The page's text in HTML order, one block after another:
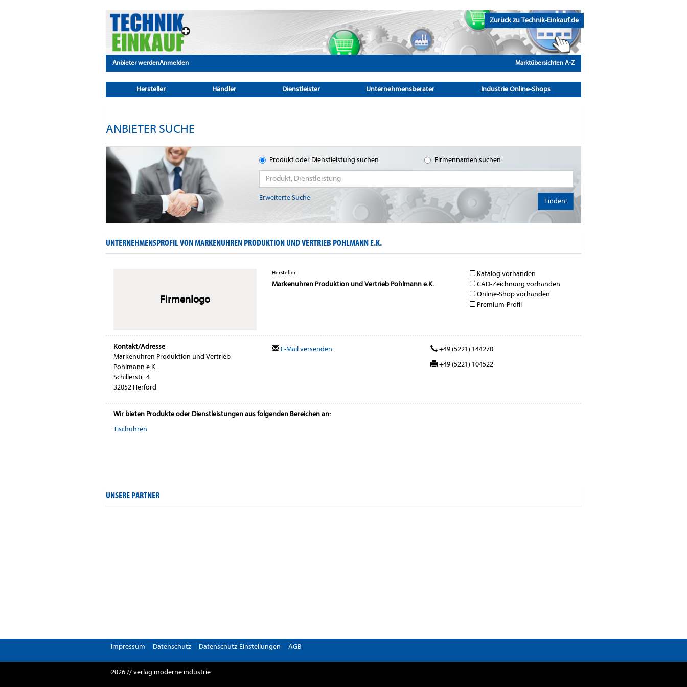
Zurück zu Technik-Einkauf.de
Anbieter werdenAnmelden Marktübersichten A-Z
Hersteller Händler Dienstleister Unternehmensberater Industrie Online-Shops
ANBIETER SUCHE
Produkt oder Dienstleistung suchen Firmennamen suchen
Erweiterte Suche Finden!
UNTERNEHMENSPROFIL VON MARKENUHREN PRODUKTION UND VERTRIEB POHLMANN E.K.
Firmenlogo
Hersteller
Markenuhren Produktion und Vertrieb Pohlmann e.K.
Katalog vorhanden
CAD-Zeichnung vorhanden
Online-Shop vorhanden
Premium-Profil
Kontakt/Adresse
Markenuhren Produktion und Vertrieb
Pohlmann e.K.
Schillerstr. 4
32052 Herford
E-Mail versenden
+49 (5221) 144270
+49 (5221) 104522
Wir bieten Produkte oder Dienstleistungen aus folgenden Bereichen an:
Tischuhren
UNSERE PARTNER
Impressum Datenschutz Datenschutz-Einstellungen AGB
2026 // verlag moderne industrie